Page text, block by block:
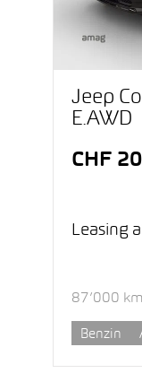
Jeep
E.AWD
CHF
Leasing
87’000 km
Benzin